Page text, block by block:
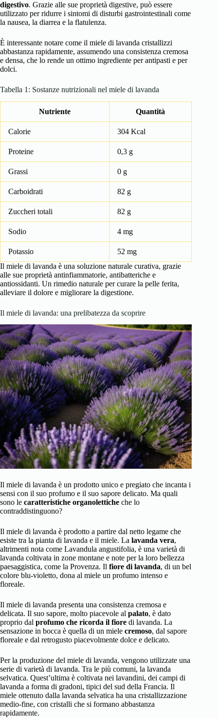
digestivo. Grazie alle sue proprietà digestive, può essere
utilizzato per ridurre i sintomi di disturbi gastrointestinali come
la nausea, la diarrea e la flatulenza.
È interessante notare come il miele di lavanda cristallizzi
abbastanza rapidamente, assumendo una consistenza cremosa
e densa, che lo rende un ottimo ingrediente per antipasti e per
dolci.
Tabella 1: Sostanze nutrizionali nel miele di lavanda
Nutriente Quantità
Calorie 304 Kcal
Proteine 0,3 g
Grassi 0 g
Carboidrati 82 g
Zuccheri totali 82 g
Sodio 4 mg
Potassio
52 mg
Il miele di lavanda è una soluzione naturale curativa, grazie
alle sue proprietà antinfiammatorie, antibatteriche e
antiossidanti. Un rimedio naturale per curare la pelle ferita,
alleviare il dolore e migliorare la digestione.
Il miele di lavanda: una prelibatezza da scoprire
Il miele di lavanda è un prodotto unico e pregiato che incanta i
sensi con il suo profumo e il suo sapore delicato. Ma quali
sono le caratteristiche organolettiche che lo
contraddistinguono?
Il miele di lavanda è prodotto a partire dal netto legame che
esiste tra la pianta di lavanda e il miele. La lavanda vera,
altrimenti nota come Lavandula angustifolia, è una varietà di
lavanda coltivata in zone montane e note per la loro bellezza
paesaggistica, come la Provenza. Il fiore di lavanda, di un bel
colore blu-violetto, dona al miele un profumo intenso e
floreale.
Il miele di lavanda presenta una consistenza cremosa e
delicata. Il suo sapore, molto piacevole al palato, è dato
proprio dal profumo che ricorda il fiore di lavanda. La
sensazione in bocca è quella di un miele cremoso, dal sapore
floreale e dal retrogusto piacevolmente dolce e delicato.
Per la produzione del miele di lavanda, vengono utilizzate una
serie di varietà di lavanda. Tra le più comuni, la lavanda
selvatica. Quest’ultima è coltivata nei lavandini, dei campi di
lavanda a forma di gradoni, tipici del sud della Francia. Il
miele ottenuto dalla lavanda selvatica ha una cristallizzazione
medio-fine, con cristalli che si formano abbastanza
rapidamente.